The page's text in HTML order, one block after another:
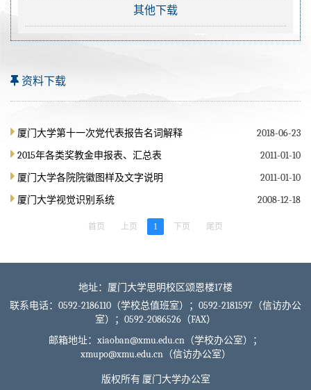
其他下载
资料下载
厦门大学第十一次党代表报告名词解释
2018-06-23
2015年各类奖教金申报表、汇总表
2011-01-10
厦门大学各院院徽图样及文字说明
2011-01-10
厦门大学视觉识别系统
2008-12-18
首页 上页 1 下页 尾页
地址：厦门大学思明校区颂恩楼17楼
联系电话：0592-2186110（学校总值班室）；0592-2181597（信访办公
室）；0592-2086526（FAX）
邮箱地址：xiaoban@xmu.edu.cn（学校办公室）；
xmupo@xmu.edu.cn（信访办公室）
版权所有 厦门大学办公室